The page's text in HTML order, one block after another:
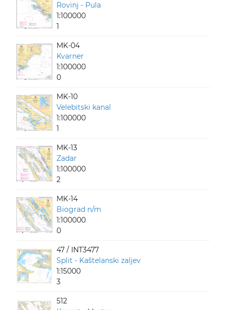
Rovinj - Pula
1:100000
1
MK-04
Kvarner
1:100000
0
MK-10
Velebitski kanal
1:100000
1
MK-13
Zadar
1:100000
2
MK-14
Biograd n/m
1:100000
0
47 / INT3477
Split - Kaštelanski zaljev
1:15000
3
512